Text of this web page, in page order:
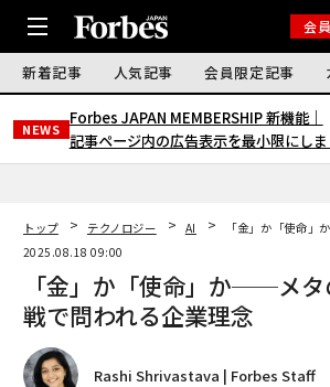
会
新着記事 人気記事 会員限定記事
NEWS
Forbes JAPAN MEMBERSHIP 新機能｜
記事ページ内の広告表示を最小限にし
トップ テクノロジー AI
「金」か「使命
2025.08.18 09:00
「金」か「使命」か──メ
戦で問われる企業理念
Rashi Shrivastava | Forbes Staff